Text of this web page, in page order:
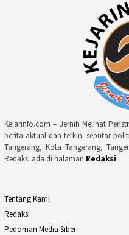
Kejarinfo.com – Jernih Melihat
berita aktual dan terkini seputar
Tangerang, Kota Tangerang,
Redaksi ada di halaman Redaksi
Tentang Kami
Redaksi
Pedoman Media Siber